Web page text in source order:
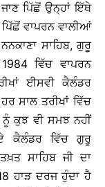
ਪਿੱਛੋਂ ਉਨ੍ਹਾਂ ਇੱਥੇ
ਵਾਪਰਨ ਵਾਲੀਆਂ
ਸਾਹਿਬ, ਗੁਰੂ
ਵਿੱਚ ਵਾਪਰਨ
ਈਸਵੀ ਕੈਲੰਡਰ
ਸਾਲ ਤਰੀਖਾਂ ਵਿੱਚ
ਨੂੰ ਕੁਝ ਵੀ ਸਮਝ ਨਹੀਂ
ਕੈਲੰਡਰ ਵਿੱਚ ਗੁਰੂ
ਸਾਹਿਬ ਜੀ ਦਾ
ਹਾੜ ਦਰਜ ਹੁੰਦਾ ਹੈ